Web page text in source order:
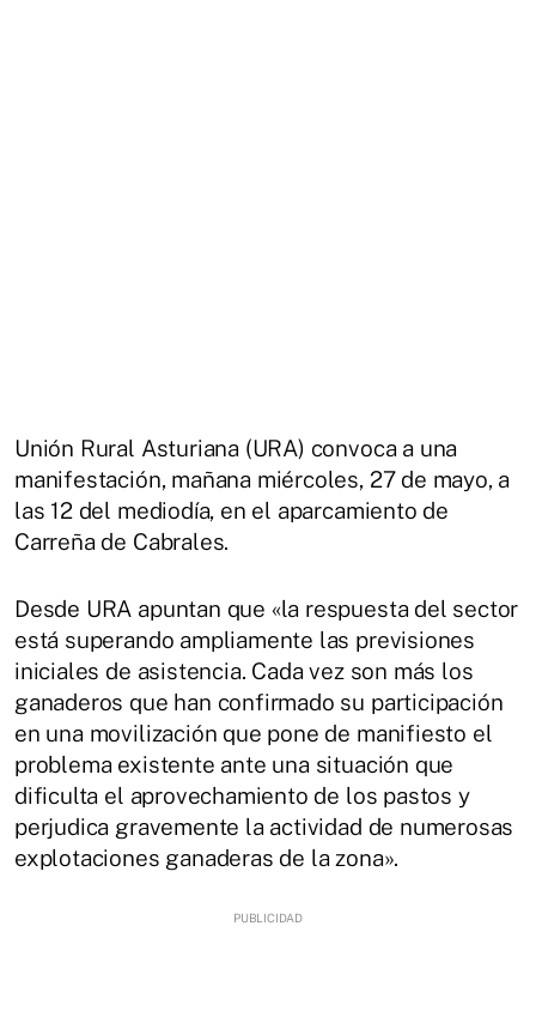
Unión Rural Asturiana (URA) convoca a una
manifestación, mañana miércoles, 27 de mayo, a
las 12 del mediodía, en el aparcamiento de
Carreña de Cabrales.
Desde URA apuntan que «la respuesta del sector
está superando ampliamente las previsiones
iniciales de asistencia. Cada vez son más los
ganaderos que han confirmado su participación
en una movilización que pone de manifiesto el
problema existente ante una situación que
dificulta el aprovechamiento de los pastos y
perjudica gravemente la actividad de numerosas
explotaciones ganaderas de la zona».